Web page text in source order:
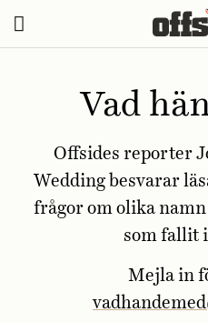
Skip
Vad
Offsides reporter
Wedding besvarar
frågor om olika
som fallit
Mejla in